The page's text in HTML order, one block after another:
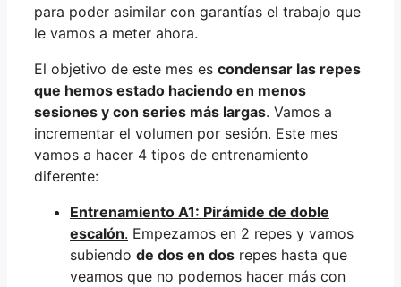
para poder asimilar con garantías el trabajo que
le vamos a meter ahora.
El objetivo de este mes es condensar las repes
que hemos estado haciendo en menos
sesiones y con series más largas. Vamos a
incrementar el volumen por sesión. Este mes
vamos a hacer 4 tipos de entrenamiento
diferente:
Entrenamiento A1: Pirámide de doble
escalón. Empezamos en 2 repes y vamos
subiendo de dos en dos repes hasta que
veamos que no podemos hacer más con